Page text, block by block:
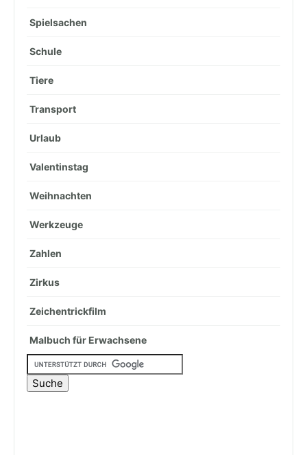
Spielsachen
Schule
Tiere
Transport
Urlaub
Valentinstag
Weihnachten
Werkzeuge
Zahlen
Zirkus
Zeichentrickfilm
Malbuch für Erwachsene